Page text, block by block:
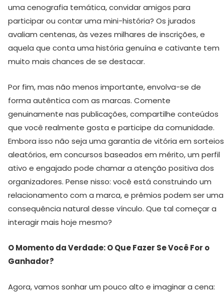
uma cenografia temática, convidar amigos para
participar ou contar uma mini-história? Os jurados
avaliam centenas, às vezes milhares de inscrições, e
aquela que conta uma história genuína e cativante tem
muito mais chances de se destacar.
Por fim, mas não menos importante, envolva-se de
forma autêntica com as marcas. Comente
genuinamente nas publicações, compartilhe conteúdos
que você realmente gosta e participe da comunidade.
Embora isso não seja uma garantia de vitória em sorteios
aleatórios, em concursos baseados em mérito, um perfil
ativo e engajado pode chamar a atenção positiva dos
organizadores. Pense nisso: você está construindo um
relacionamento com a marca, e prêmios podem ser uma
consequência natural desse vínculo. Que tal começar a
interagir mais hoje mesmo?
O Momento da Verdade: O Que Fazer Se Você For o
Ganhador?
Agora, vamos sonhar um pouco alto e imaginar a cena: